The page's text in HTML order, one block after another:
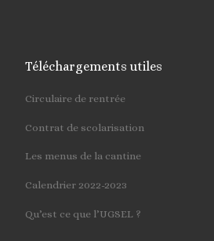
Téléchargements utiles
Circulaire de rentrée
Contrat de scolarisation
Les menus de la cantine
Calendrier 2022-2023
Qu’est ce que l’UGSEL ?